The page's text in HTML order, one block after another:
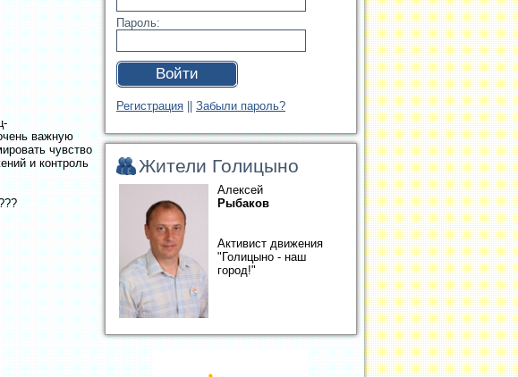
Пароль:
Войти
Регистрация Забыли пароль?
Жители Голицыно
Алексей
Рыбаков
Активист движения
"Голицыно - наш
город!"
важную
чувство
и контроль